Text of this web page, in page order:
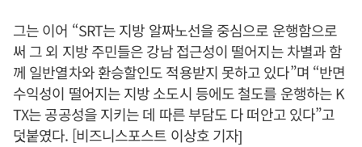
그는 이어 “SRT는 지방 알짜노선을 중심으로 운행함으로
써 그 외 지방 주민들은 강남 접근성이 떨어지는 차별과 함
께 일반열차와 환승할인도 적용받지 못하고 있다”며 “반면
수익성이 떨어지는 지방 소도시 등에도 철도를 운행하는 K
TX는 공공성을 지키는 데 따른 부담도 다 떠안고 있다”고
덧붙였다. [비즈니스포스트 이상호 기자]